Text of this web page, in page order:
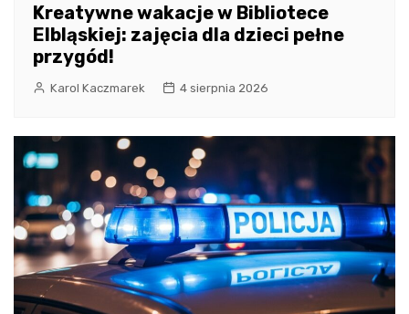
Kreatywne wakacje w Bibliotece
Elbląskiej: zajęcia dla dzieci pełne
przygód!
Karol Kaczmarek 4 sierpnia 2026